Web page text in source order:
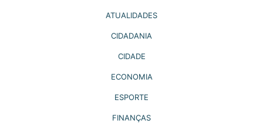
ATUALIDADES
CIDADANIA
CIDADE
ECONOMIA
ESPORTE
FINANÇAS